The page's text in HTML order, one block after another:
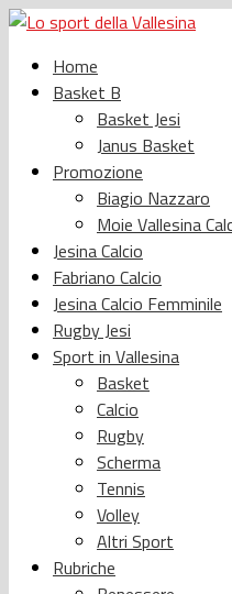
Home
Basket B
Basket Jesi
Janus Basket
Promozione
Biagio Nazzaro
Moie Vallesina
Jesina Calcio
Fabriano Calcio
Jesina Calcio Femminile
Rugby Jesi
Sport in Vallesina
Basket
Calcio
Rugby
Scherma
Tennis
Volley
Altri Sport
Rubriche